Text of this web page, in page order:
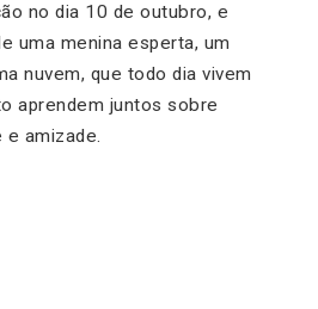
no dia 10 de outubro, e
uma menina esperta, um
nuvem, que todo dia vivem
aprendem juntos sobre
e amizade.